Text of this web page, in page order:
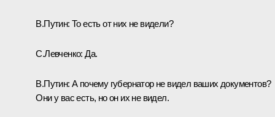
В.Путин: То есть от них не видели?
С.Левченко: Да.
В.Путин: А почему губернатор не видел ваших документов?
Они у вас есть, но он их не видел.